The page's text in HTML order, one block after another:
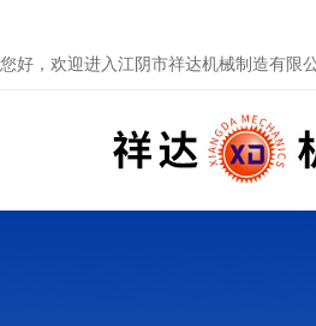
您好，欢迎进入江阴市祥达机械制造有限